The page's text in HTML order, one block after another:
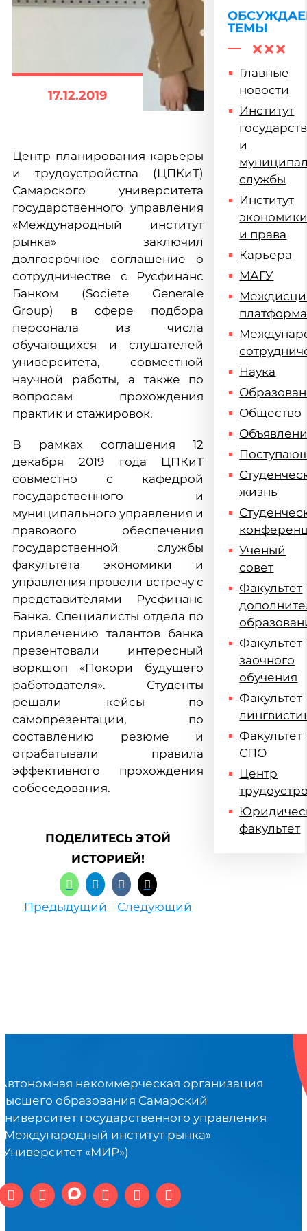
17.12.2019
Центр планирования карьеры
и трудоустройства (ЦПКиТ)
Самарского университета
государственного управления
«Международный институт
рынка» заключил
долгосрочное соглашение о
сотрудничестве с Русфинанс
Банком (Societe Generale
Group) в сфере подбора
персонала из числа
обучающихся и слушателей
университета, совместной
научной работы, а также по
вопросам прохождения
практик и стажировок.
В рамках соглашения 12
декабря 2019 года ЦПКиТ
совместно с кафедрой
государственного и
муниципального управления и
правового обеспечения
государственной службы
факультета экономики и
управления провели встречу с
представителями Русфинанс
Банка. Специалисты отдела по
привлечению талантов банка
презентовали интересный
воркшоп «Покори будущего
работодателя». Студенты
решали кейсы по
самопрезентации, по
составлению резюме и
отрабатывали правила
эффективного прохождения
собеседования.
ПОДЕЛИТЕСЬ ЭТОЙ
ИСТОРИЕЙ!
Предыдущий Следующий
ТЕМЫ
Главные
новости
Институт
и
службы
Институт
и права
Карьера
МАГУ
платформа
Наука
Общество
жизнь
Ученый
совет
Факультет
Факультет
заочного
обучения
Факультет
Факультет
СПО
Центр
факультет
некоммерческая организация
образования Самарский
государственного управления
институт рынка»
«МИР»)